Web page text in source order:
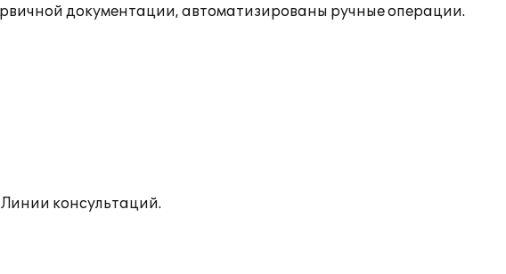
документации, автоматизированы ручные операции.
консультаций.